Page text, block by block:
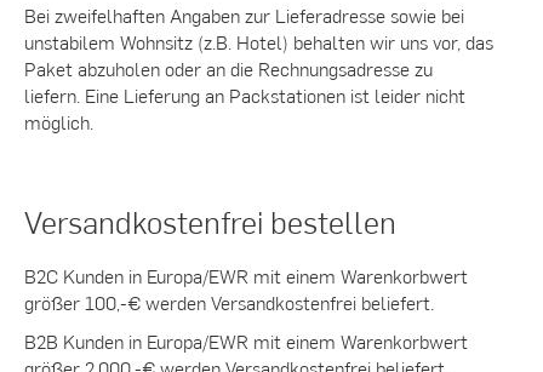
Bei zweifelhaften Angaben zur Lieferadresse sowie bei
unstabilem Wohnsitz (z.B. Hotel) behalten wir uns vor, das
Paket abzuholen oder an die Rechnungsadresse zu
liefern. Eine Lieferung an Packstationen ist leider nicht
möglich.
Versandkostenfrei bestellen
B2C Kunden in Europa/EWR mit einem Warenkorbwert
größer 100,-€ werden Versandkostenfrei beliefert.
B2B Kunden in Europa/EWR mit einem Warenkorbwert